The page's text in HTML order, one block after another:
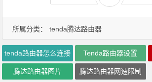
所属分类： tenda腾达路由器
tenda路由器怎么连接 Tenda路由器设置
腾达路由器图片 腾达路由器网速限制